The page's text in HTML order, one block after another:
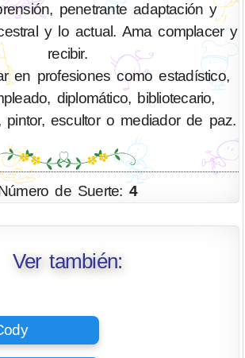
penetrante adaptación y
y lo actual. Ama complacer y
recibir.
en profesiones como estadístico,
diplomático, bibliotecario,
pintor, escultor o mediador de paz.
de Suerte: 4
Ver también: